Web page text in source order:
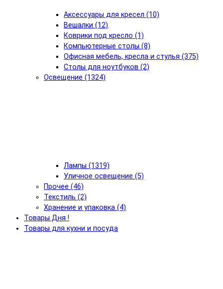
Аксессуары для кресел (10)
Вешалки (12)
Коврики под кресло (1)
Компьютерные столы (8)
Офисная мебель, кресла и стулья (375)
Столы для ноутбуков (2)
Освещение (1324)
Лампы (1319)
Уличное освещение (5)
Прочее (46)
Текстиль (2)
Хранение и упаковка (4)
Товары Дня !
Товары для кухни и посуда